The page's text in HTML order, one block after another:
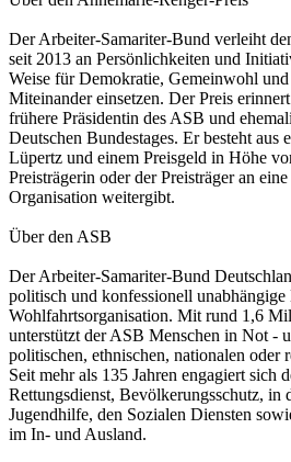
Der Arbeiter-Samariter-Bund verleiht
seit 2013 an Persönlichkeiten und
Weise für Demokratie, Gemeinwohl
Miteinander einsetzen. Der Preis
frühere Präsidentin des ASB und
Deutschen Bundestages. Er besteht
Lüpertz und einem Preisgeld in Höhe
Preisträgerin oder der Preisträger an
Organisation weitergibt.
Über den ASB
Der Arbeiter-Samariter-Bund
politisch und konfessionell
Wohlfahrtsorganisation. Mit rund 1,6
unterstützt der ASB Menschen in Not -
politischen, ethnischen, nationalen oder
Seit mehr als 135 Jahren engagiert sich
Rettungsdienst, Bevölkerungsschutz, in
Jugendhilfe, den Sozialen Diensten
im In- und Ausland.